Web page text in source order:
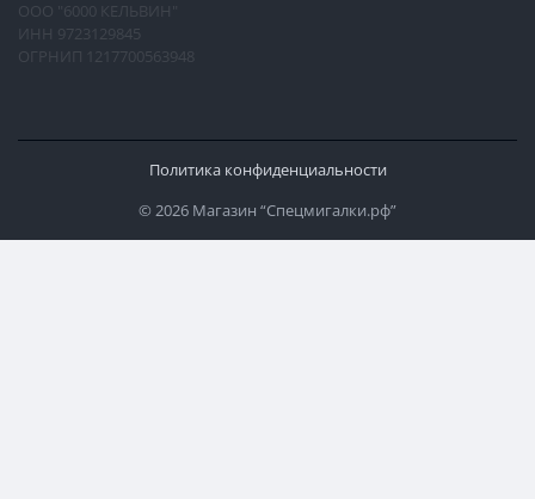
ООО "6000 КЕЛЬВИН"
ИНН 9723129845
ОГРНИП 1217700563948
Политика конфиденциальности
© 2026 Магазин “Спецмигалки.рф”